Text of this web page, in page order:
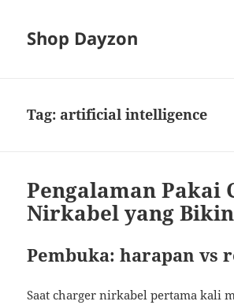
Shop Dayzon
Tag: artificial intelligence
Pengalaman Pakai
Nirkabel yang
Pembuka: harapan vs
Saat charger nirkabel pertama kali